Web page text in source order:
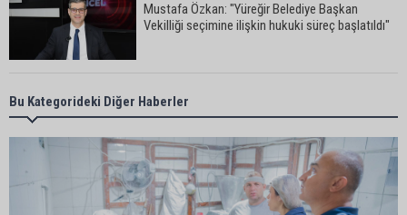
Mustafa Özkan: "Yüreğir Belediye Başkan
Vekilliği seçimine ilişkin hukuki süreç başlatıldı"
Güngör Geçer, hayvan hakları temsilcileriyle bir
araya geldi
Adana’da sıcak hava etkisini sürdürüyor:
Termometreler 38 dereceyi gördü
Bu Kategorideki Diğer Haberler